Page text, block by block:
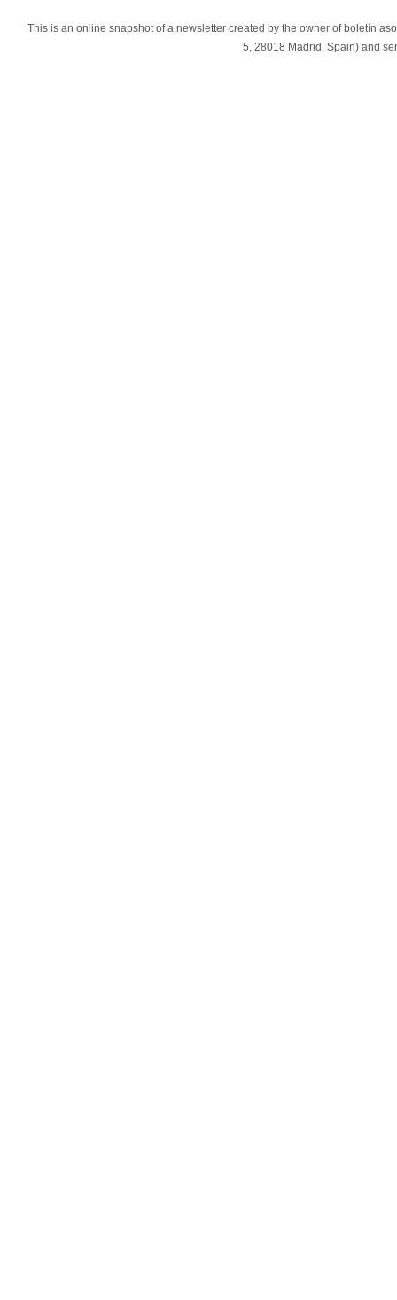
This is an online snapshot of a newsletter created by the owner of boletín
5, 28018 Madrid, Spain) and